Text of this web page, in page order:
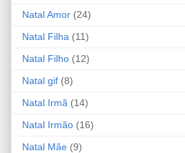
Natal Amor (24)
Natal Filha (11)
Natal Filho (12)
Natal gif (8)
Natal Irmã (14)
Natal Irmão (16)
Natal Mãe (9)